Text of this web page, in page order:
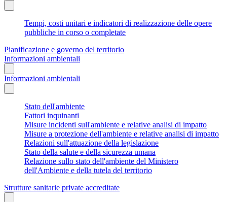
Tempi, costi unitari e indicatori di realizzazione delle opere
pubbliche in corso o completate
Pianificazione e governo del territorio
Informazioni ambientali
Informazioni ambientali
Stato dell'ambiente
Fattori inquinanti
Misure incidenti sull'ambiente e relative analisi di impatto
Misure a protezione dell'ambiente e relative analisi di impatto
Relazioni sull'attuazione della legislazione
Stato della salute e della sicurezza umana
Relazione sullo stato dell'ambiente del Ministero
dell'Ambiente e della tutela del territorio
Strutture sanitarie private accreditate